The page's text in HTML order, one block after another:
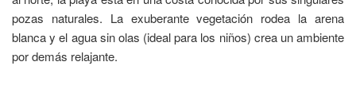
pozas naturales. La exuberante vegetación rodea la arena
blanca y el agua sin olas (ideal para los niños) crea un ambiente
por demás relajante.